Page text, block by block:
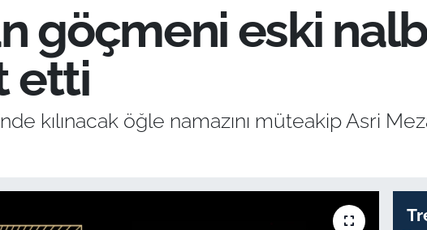
göçmeni eski
etti
kılınacak öğle namazını müteakip Asri